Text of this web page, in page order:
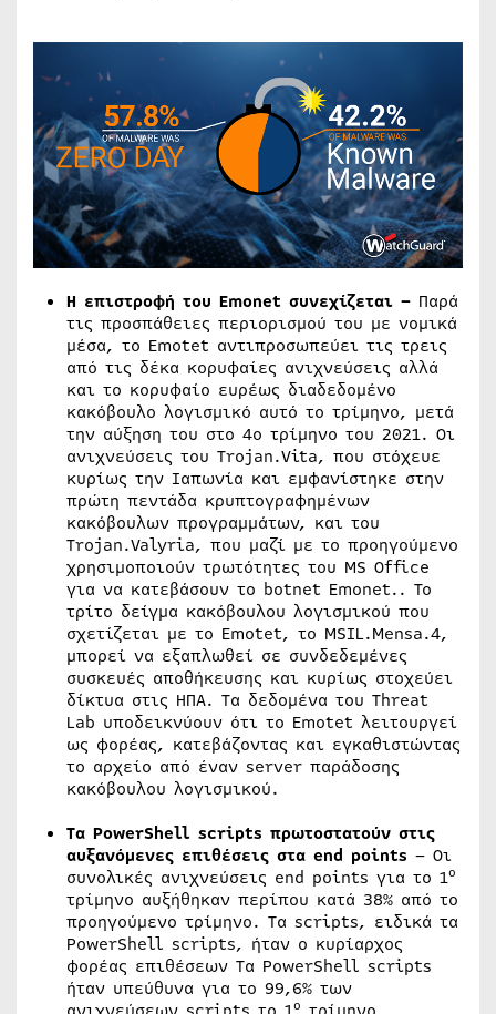
Η επιστροφή του Emonet συνεχίζεται – Παρά
τις προσπάθειες περιορισμού του με νομικά
μέσα, το Emotet αντιπροσωπεύει τις τρεις
από τις δέκα κορυφαίες ανιχνεύσεις αλλά
και το κορυφαίο ευρέως διαδεδομένο
κακόβουλο λογισμικό αυτό το τρίμηνο, μετά
την αύξηση του στο 4ο τρίμηνο του 2021. Οι
ανιχνεύσεις του Trojan.Vita, που στόχευε
κυρίως την Ιαπωνία και εμφανίστηκε στην
πρώτη πεντάδα κρυπτογραφημένων
κακόβουλων προγραμμάτων, και του
Trojan.Valyria, που μαζί με το προηγούμενο
χρησιμοποιούν τρωτότητες του MS Office
για να κατεβάσουν το botnet Emonet.. Το
τρίτο δείγμα κακόβουλου λογισμικού που
σχετίζεται με το Emotet, το MSIL.Mensa.4,
μπορεί να εξαπλωθεί σε συνδεδεμένες
συσκευές αποθήκευσης και κυρίως στοχεύει
δίκτυα στις ΗΠΑ. Τα δεδομένα του Threat
Lab υποδεικνύουν ότι το Emotet λειτουργεί
ως φορέας, κατεβάζοντας και εγκαθιστώντας
το αρχείο από έναν server παράδοσης
κακόβουλου λογισμικού.
Τα PowerShell scripts πρωτοστατούν στις
αυξανόμενες επιθέσεις στα end points – Οι
συνολικές ανιχνεύσεις end points για το 1ο
τρίμηνο αυξήθηκαν περίπου κατά 38% από το
προηγούμενο τρίμηνο. Τα scripts, ειδικά τα
PowerShell scripts, ήταν ο κυρίαρχος
φορέας επιθέσεων Τα PowerShell scripts
ήταν υπεύθυνα για το 99,6% των
ο